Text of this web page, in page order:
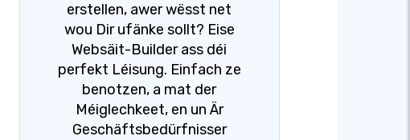
erstellen, awer wësst net
wou Dir ufänke sollt? Eise
Websäit-Builder ass déi
perfekt Léisung. Einfach ze
benotzen, a mat der
Méiglechkeet, en un Är
Geschäftsbedürfnisser